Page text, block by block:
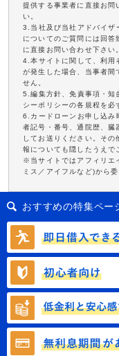
提供する事業者に直接お問
い。
3.当社及び当社アドバイザ
についてのご質問には回
に直接お問い合わせ下さい
4.本サイトに関して、利用
が発生した場合、当事者間
せん。
5.編集方針、免責事項・知
シーポリシーの各規程を必
6.カードローンお申し込み
者記号・番号、通院歴、臓
してお送りください。そ
報についても隠したうえで
※当サイトではアフィリエ
ミス／アイフルなど)から
おすすめの特集ペー